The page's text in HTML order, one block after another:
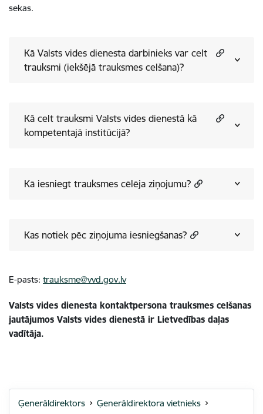
sekas.
Kā Valsts vides dienesta darbinieks var celt
trauksmi (iekšējā trauksmes celšana)?
Kā celt trauksmi Valsts vides dienestā kā
kompetentajā institūcijā?
Kā iesniegt trauksmes cēlēja ziņojumu?
Kas notiek pēc ziņojuma iesniegšanas?
E-pasts: trauksme@vvd.gov.lv
Valsts vides dienesta kontaktpersona trauksmes celšanas
jautājumos Valsts vides dienestā ir Lietvedības daļas
vadītāja.
Ģenerāldirektors
Ģenerāldirektora vietnieks